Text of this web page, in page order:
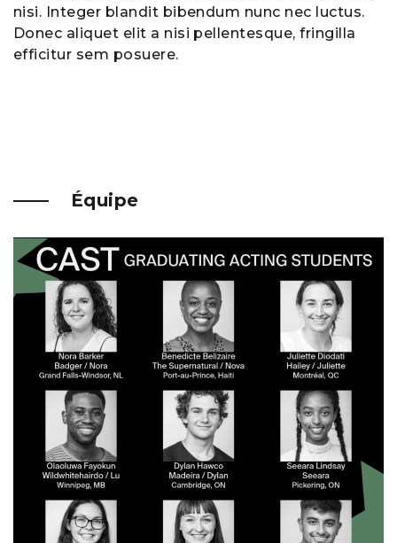
nisi. Integer blandit bibendum nunc nec luctus.
Donec aliquet elit a nisi pellentesque, fringilla
efficitur sem posuere.
Équipe